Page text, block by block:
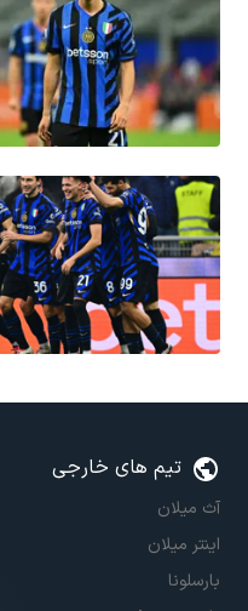
تیم های خارجی
آث میلان
اینتر میلان
بارسلونا